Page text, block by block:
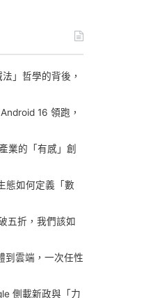
」哲學的背後，
16 領跑，
業的「有感」創
態如何定義「數
五折，我們該如
到雲端，一次任性
側載新政與「力